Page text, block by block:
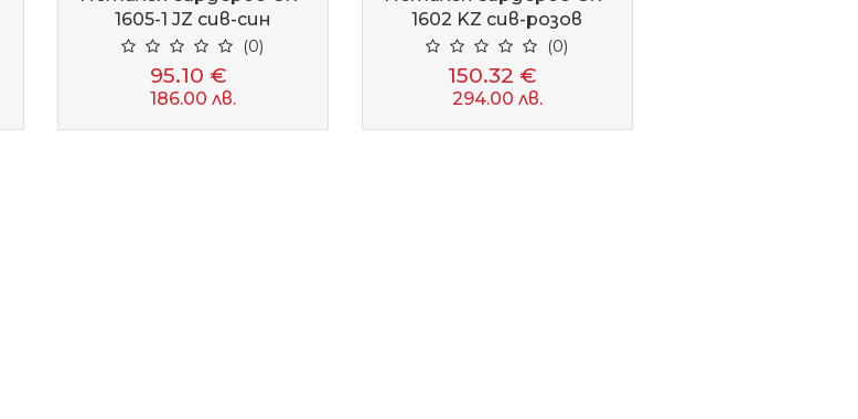
1605-1 JZ сив-син
(0)
95.10 €
186.00 лв.
1602 KZ сив-розов
(0)
150.32 €
294.00 лв.